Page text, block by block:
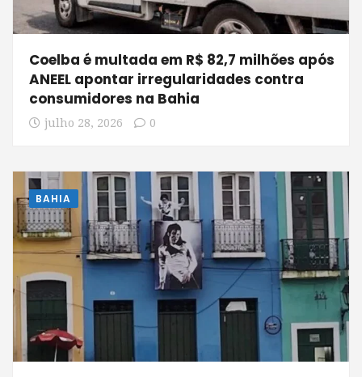
Coelba é multada em R$ 82,7 milhões após
ANEEL apontar irregularidades contra
consumidores na Bahia
julho 28, 2026 0
BAHIA